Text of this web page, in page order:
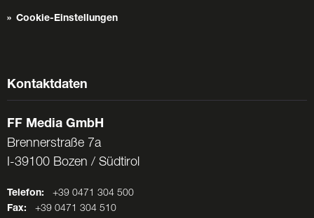
Cookie-Einstellungen
Kontaktdaten
FF Media GmbH
Brennerstraße 7a
I-39100 Bozen / Südtirol
Telefon: +39 0471 304 500
Fax: +39 0471 304 510